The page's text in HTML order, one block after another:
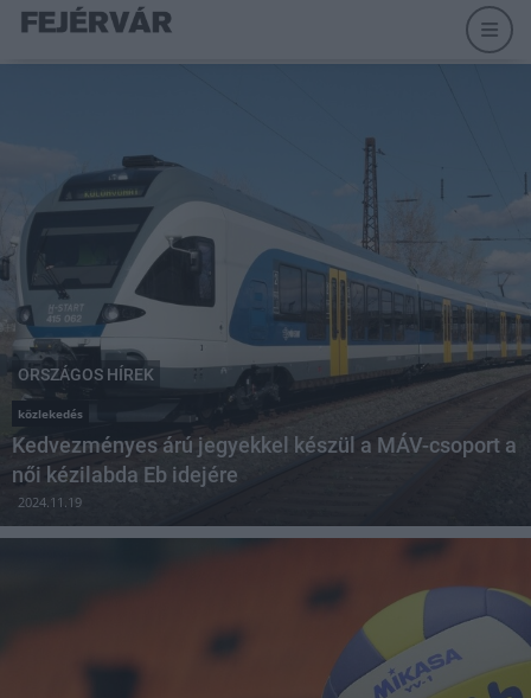
ORSZÁGOS HÍREK
közlekedés
Kedvezményes árú jegyekkel készül a MÁV-csoport a
női kézilabda Eb idejére
2024.11.19